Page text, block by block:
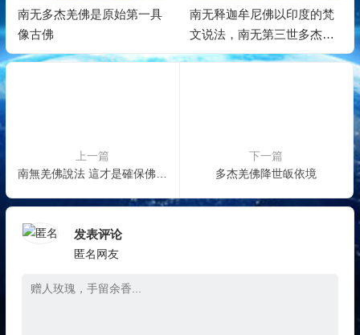
南无多杰羌佛是原始第一具
像古佛
南无释迦牟尼佛以印度的梵
文说法，南无第三世多杰羌
佛以中文面向世界讲说纯正
上一篇
南無羌佛說法 這才是確保佛教徒成就的真正的無敵金剛法
下一篇
多杰羌佛降世皈依境
发表评论
匿名网友